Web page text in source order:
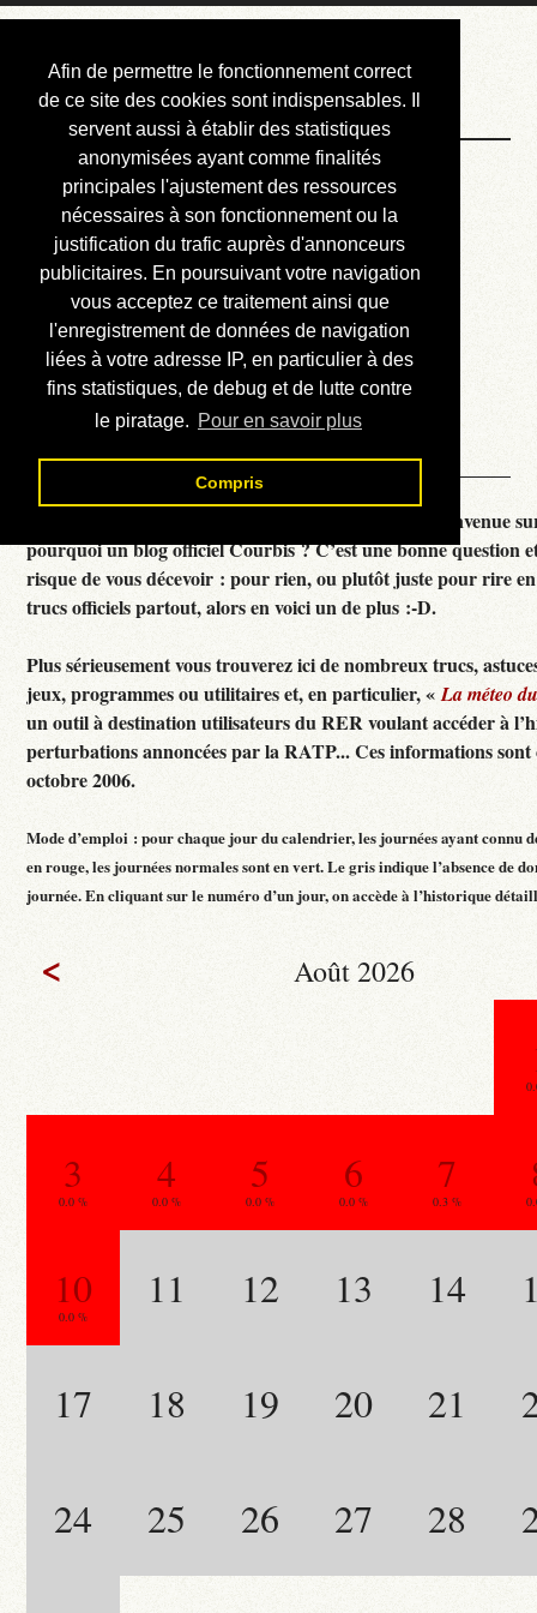
Afin de permettre le fonctionnement correct
de ce site des cookies sont indispensables. Il
servent aussi à établir des statistiques
anonymisées ayant comme finalités
principales l'ajustement des ressources
nécessaires à son fonctionnement ou la
justification du trafic auprès d'annonceurs
publicitaires. En poursuivant votre navigation
vous acceptez ce traitement ainsi que
l'enregistrement de données de navigation
liées à votre adresse IP, en particulier à des
fins statistiques, de debug et de lutte contre
le piratage. Pour en savoir plus
Compris
Courbis, « LE »
Blog Officiel
Bienvenue
Réalisations
Divers (et d’été)
Annonces
Liens externes
Téléchargement
Contact
Courbis, « LE » Blog Officiel - je vous souhaite la bienvenue
pourquoi un blog officiel Courbis ? C’est une bonne question
risque de vous décevoir : pour rien, ou plutôt juste pour rire
trucs officiels partout, alors en voici un de plus :-D.
Plus sérieusement vous trouverez ici de nombreux trucs,
jeux, programmes ou utilitaires et, en particulier, «La méteo
un outil à destination utilisateurs du RER voulant accéder à
perturbations annoncées par la RATP... Ces informations sont
octobre 2006.
Mode d’emploi : pour chaque jour du calendrier, les journées ayant connu
en rouge, les journées normales sont en vert. Le gris indique l’absence de
journée. En cliquant sur le numéro d’un jour, on accède à l’historique
< Août 2026
3
0.0 %
4
0.0 %
5
0.0 %
6
0.0 %
7
0.3 %
10
0.0 %
11 12 13 14
17 18 19 20 21
24 25 26 27 28